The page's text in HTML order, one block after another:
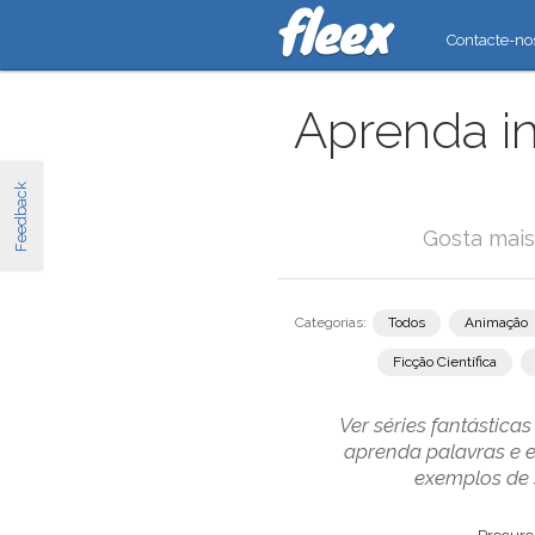
Feedback
Contacte-
Aprenda
Gosta
Categorias: Todos Animação
Ficção Científica
Ver séries
aprenda palavras e
exemplos